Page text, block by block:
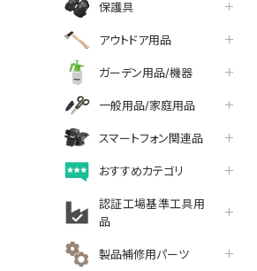
保護具
アウトドア用品
ガーデン用品/機器
一般用品/家庭用品
スマートフォン関連品
おすすめカテゴリ
認証工場基準工具用
品
製品補修用パーツ